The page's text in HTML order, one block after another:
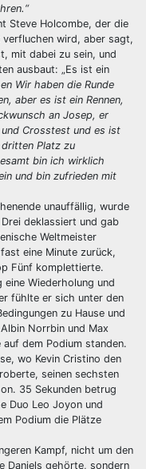
Steve Holcombe, der die
wird, aber sagt,
mit dabei zu sein, und
ausbaut: „Es ist ein
Wir haben die Runde
aber es ist ein Rennen,
an Josep, er
Crosstest und es ist
Platz zu
bin ich wirklich
und bin zufrieden mit
unauffällig, wurde
deklassiert und gab
Weltmeister
eine Minute zurück,
Fünf komplettierte.
Wiederholung und
fühlte er sich unter den
zu Hause und
Norrbin und Max
dem Podium standen.
wo Kevin Cristino den
seinen sechsten
35 Sekunden betrug
Duo Leo Joyon und
Podium die Plätze
Kampf, nicht um den
Daniels gehörte, sondern